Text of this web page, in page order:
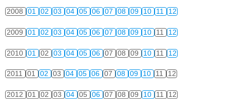
2008 01 02 03 04 05 06 07 08 09 10 11 12
2009 01 02 03 04 05 06 07 08 09 10 11 12
2010 01 02 03 04 05 06 07 08 09 10 11 12
2011 01 02 03 04 05 06 07 08 09 10 11 12
2012 01 02 03 04 05 06 07 08 09 10 11 12